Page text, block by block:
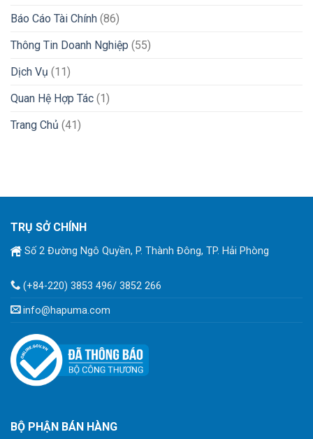
Báo Cáo Tài Chính (86)
Thông Tin Doanh Nghiệp (55)
Dịch Vụ (11)
Quan Hệ Hợp Tác (1)
Trang Chủ (41)
TRỤ SỞ CHÍNH
Số 2 Đường Ngô Quyền, P. Thành Đông, TP. Hải Phòng
(+84-220) 3853 496/ 3852 266
info@hapuma.com
BỘ PHẬN BÁN HÀNG